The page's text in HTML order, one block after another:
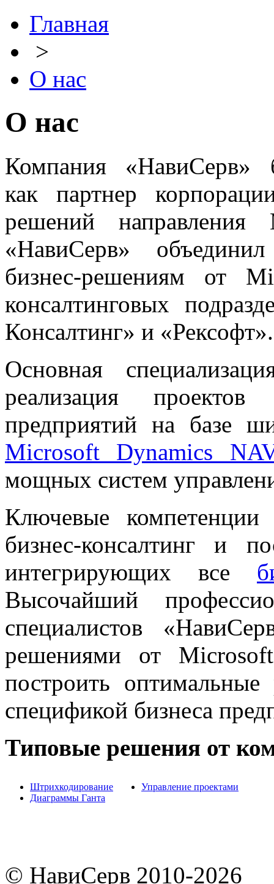
Главная
>
О нас
О нас
Компания
как партнер
решений направления
«НавиСерв»
бизнес-решениям от
консалтинговых
Консалтинг» и «Рексофт».
Основная
реализация проектов
предприятий на базе
Microsoft Dynamics
мощных систем
Ключевые
бизнес-консалтинг и
интегрирующих все
Высочайший
специалистов
решениями от
построить
спецификой бизнеса
Типовые решения от
Штрихкодирование
Диаграммы Ганта
Управление проектами
© НавиСерв 2010-2026